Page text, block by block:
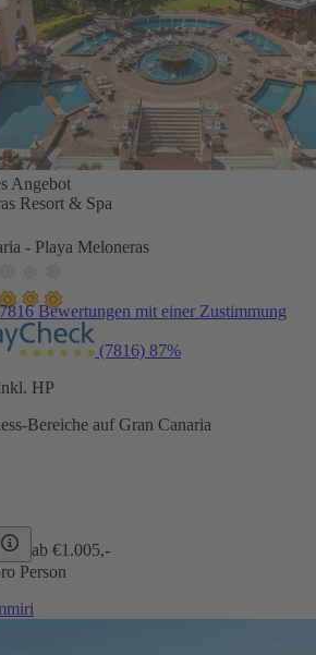
Angebot
Resort & Spa
- Playa Meloneras
Bewertungen mit einer Zustimmung
(7816) 87%
HP
Bereiche auf Gran Canaria
ab €1.005,-
Person